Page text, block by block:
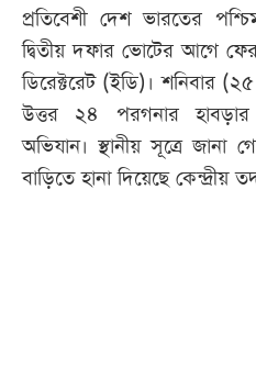
বিভাগ
ছবি
ভিডিও
প্রতিবেশী দেশ ভারতের
দ্বিতীয় দফার ভোটের আগে
ডিরেক্টরেট (ইডি)। শনিবার
উত্তর ২৪ পরগনার
অভিযান। স্থানীয় সূত্রে জানা
বাড়িতে হানা দিয়েছে কেন্দ্রীয়